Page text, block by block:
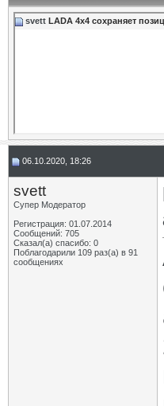
svett LADA 4х4 сохраняет
06.10.2020, 18:26
svett
Супер Модератор
Регистрация: 01.07.2014
Сообщений: 705
Сказал(а) спасибо: 0
Поблагодарили 109 раз(а) в 91
сообщениях